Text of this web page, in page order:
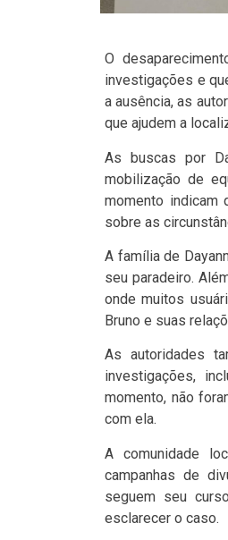
O
investigações e
a ausência, as
que ajudem a
As buscas por
mobilização de
momento
sobre as
A família de
seu paradeiro.
onde muitos
Bruno e suas
As autoridades
investigações,
momento, não
com ela.
A comunidade
campanhas de
seguem seu
esclarecer o caso.